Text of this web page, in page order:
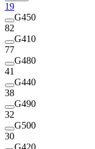
19
G450
82
G410
77
G480
41
G440
38
G490
32
G500
30
G420